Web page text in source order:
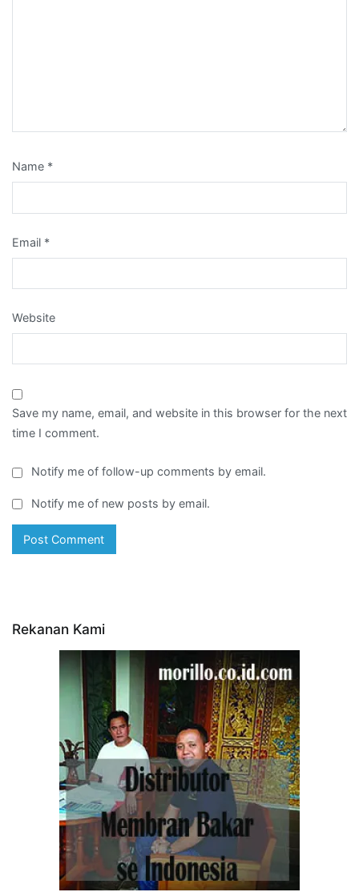
Name *
Email *
Website
Save my name, email, and website in this browser for the next
time I comment.
Notify me of follow-up comments by email.
Notify me of new posts by email.
Rekanan Kami